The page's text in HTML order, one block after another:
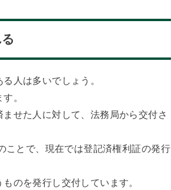
人は多いでしょう。
。
せた人に対して、法務局から交付さ
ことで、現在では登記済権利証の発行
のを発行し交付しています。